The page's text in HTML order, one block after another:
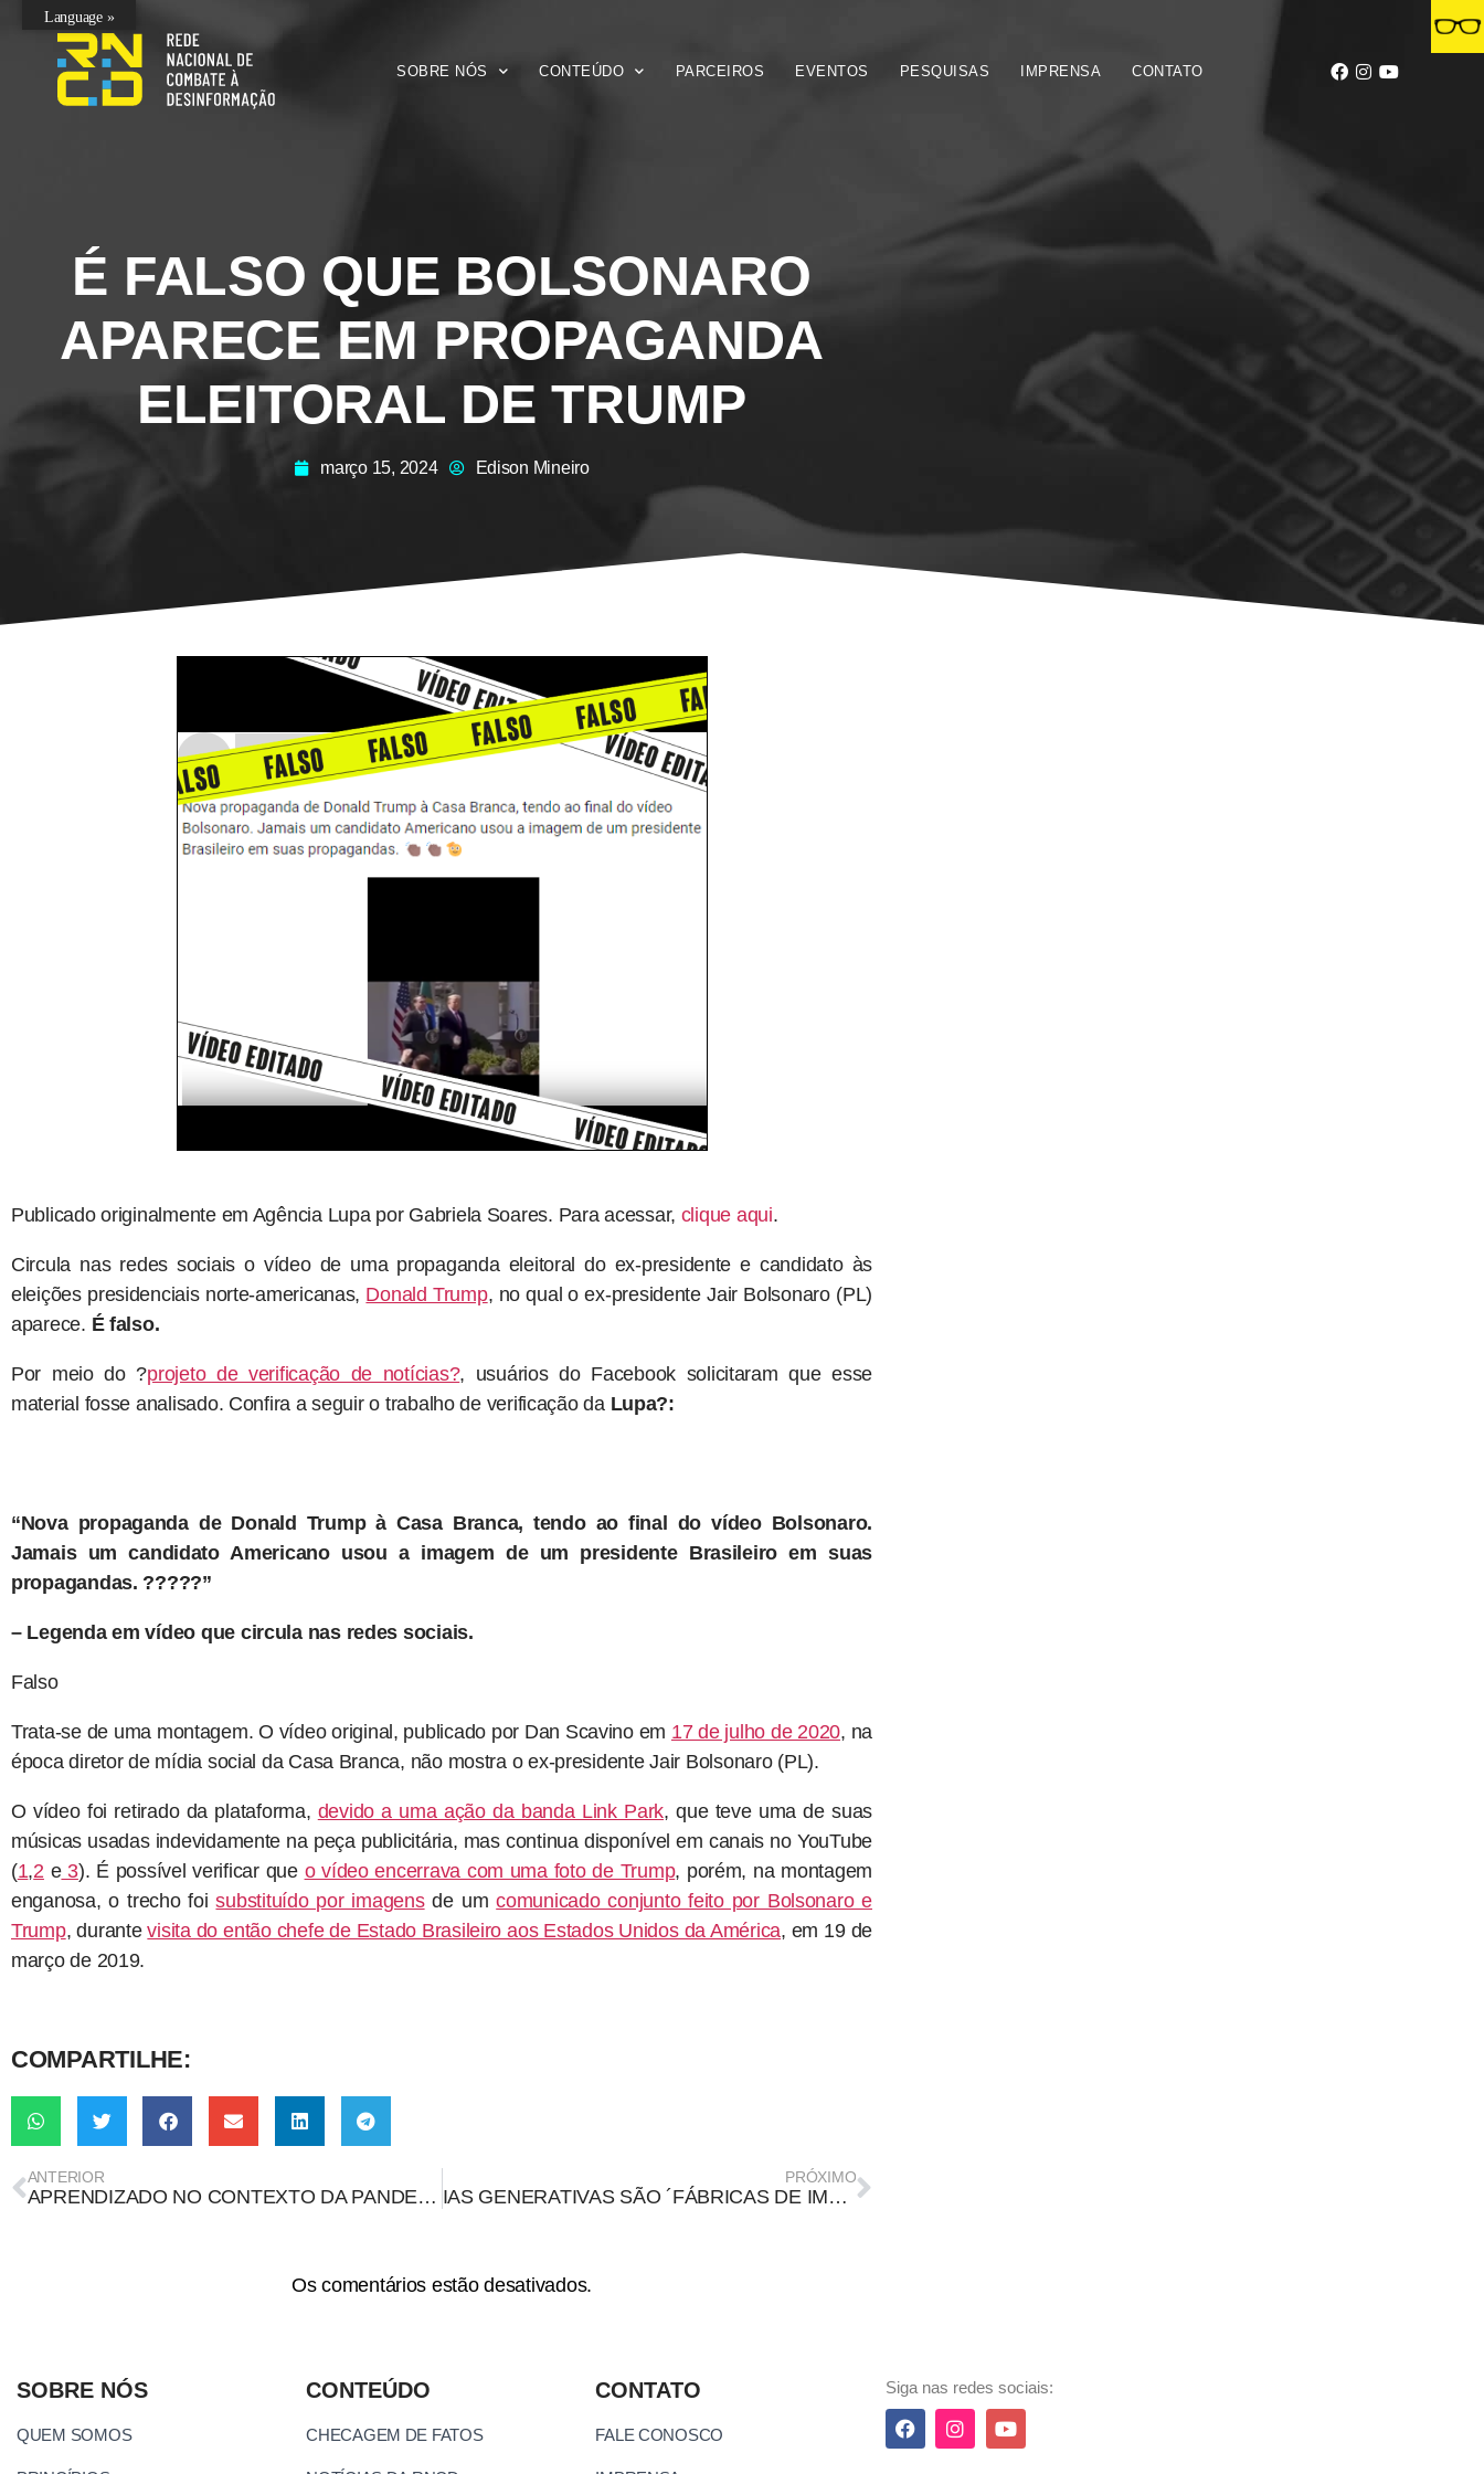
SOBRE NÓS CONTEÚDO PARCEIROS EVENTOS PESQUISAS IMPRENSA CONTATO
É FALSO QUE BOLSONARO
APARECE EM PROPAGANDA
ELEITORAL DE TRUMP
março 15, 2024 Edison Mineiro
Publicado originalmente em Agência Lupa por Gabriela Soares. Para acessar, clique aqui.
Circula nas redes sociais o vídeo de uma propaganda eleitoral do ex-presidente e candidato às
eleições presidenciais norte-americanas, Donald Trump, no qual o ex-presidente Jair Bolsonaro (PL)
aparece. É falso.
Por meio do ?projeto de verificação de notícias?, usuários do Facebook solicitaram que esse
material fosse analisado. Confira a seguir o trabalho de verificação da Lupa?:
“Nova propaganda de Donald Trump à Casa Branca, tendo ao final do vídeo Bolsonaro.
Jamais um candidato Americano usou a imagem de um presidente Brasileiro em suas
propagandas. ?????”
– Legenda em vídeo que circula nas redes sociais.
Falso
Trata-se de uma montagem. O vídeo original, publicado por Dan Scavino em 17 de julho de 2020, na
época diretor de mídia social da Casa Branca, não mostra o ex-presidente Jair Bolsonaro (PL).
O vídeo foi retirado da plataforma, devido a uma ação da banda Link Park, que teve uma de suas
músicas usadas indevidamente na peça publicitária, mas continua disponível em canais no YouTube
(1,2e3). É possível verificar que o vídeo encerrava com uma foto de Trump, porém, na montagem
enganosa, o trecho foisubstituído por imagensde umcomunicado conjunto feito por Bolsonaro e
Trump, durantevisita do então chefe de Estado Brasileiro aos Estados Unidos da América, em 19 de
março de 2019.
COMPARTILHE:
ANTERIOR
APRENDIZADO NO CONTEXTO DA PANDEMIA
PRÓXIMO
IAS GENERATIVAS SÃO ´FÁBRICAS DE IMAGENS FALSAS´, APONTA ESTUDO
Os comentários estão desativados.
SOBRE NÓS
QUEM SOMOS
CONTEÚDO
CHECAGEM DE FATOS
CONTATO
FALE CONOSCO
Siga nas redes sociais:
Language »